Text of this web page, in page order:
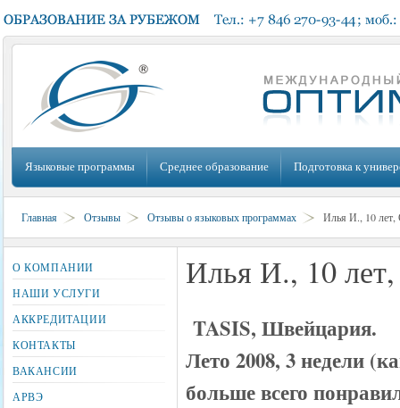
Языковые программы Среднее образование Подготовка к
Главная Отзывы Отзывы о языковых программах Илья И., 10 лет,
Илья И., 10
TASIS, Швейцария.
Лето 2008, 3 недели
больше всего
О КОМПАНИИ
НАШИ УСЛУГИ
АККРЕДИТАЦИИ
КОНТАКТЫ
ВАКАНСИИ
АРВЭ